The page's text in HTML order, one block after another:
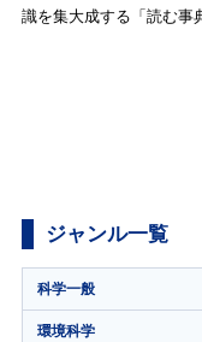
識を集大成する「読む事
ジャンル一覧
科学一般
環境科学